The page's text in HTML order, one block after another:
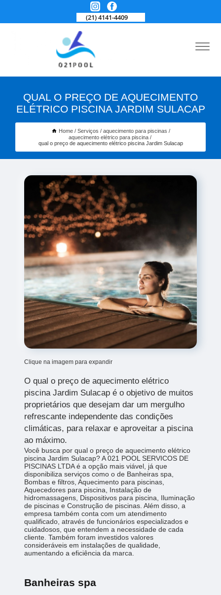
(21) 4141-4409
QUAL O PREÇO DE AQUECIMENTO
ELÉTRICO PISCINA JARDIM SULACAP
Home Serviços
aquecimento para piscinas
aquecimento elétrico para piscina
qual o preço de aquecimento elétrico piscina Jardim Sulacap
Clique na imagem para expandir
O qual o preço de aquecimento elétrico
piscina Jardim Sulacap é o objetivo de muitos
proprietários que desejam dar um mergulho
refrescante independente das condições
climáticas, para relaxar e aproveitar a piscina
ao máximo.
Você busca por qual o preço de aquecimento elétrico
piscina Jardim Sulacap? A 021 POOL SERVICOS DE
PISCINAS LTDA é a opção mais viável, já que
disponibiliza serviços como o de Banheiras spa,
Bombas e filtros, Aquecimento para piscinas,
Aquecedores para piscina, Instalação de
hidromassagens, Dispositivos para piscina, Iluminação
de piscinas e Construção de piscinas. Além disso, a
empresa também conta com um atendimento
qualificado, através de funcionários especializados e
cuidadosos, que entendem a necessidade de cada
cliente. Também foram investidos valores
consideráveis em instalações de qualidade,
aumentando a eficiência da marca.
Banheiras spa